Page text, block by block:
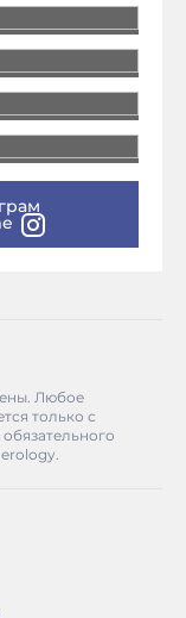
Любое
только с